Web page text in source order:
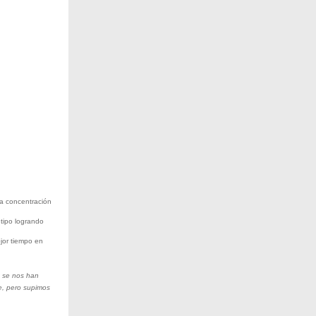
concentración
logrando
tiempo en
se nos han
pero supimos